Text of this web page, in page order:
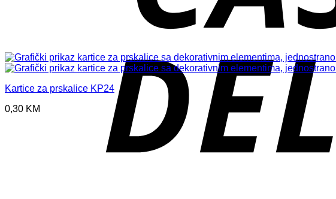
Kartice za prskalice KP24
0,30 KM